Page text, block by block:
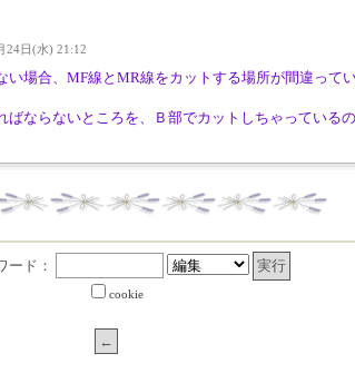
24日(水) 21:12
い場合、MF線とMR線をカットする場所が間違って
ばならないところを、Ｂ部でカットしちゃっている
ード：
cookie